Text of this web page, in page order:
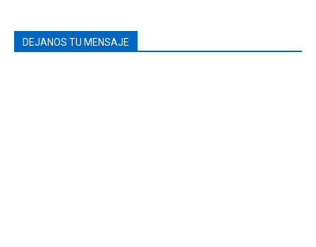
DEJANOS TU MENSAJE